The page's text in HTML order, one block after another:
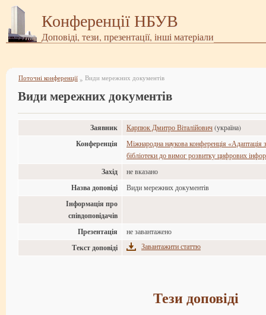
Конференції НБУВ
Доповіді, тези, презентації, інші матеріали
Поточні конференції » Види мережних документів
Види мережних документів
Заявник Карпюк Дмитро Віталійович (україна)
Конференція
Міжнародна наукова конференція «Адаптація
бібліотеки до вимог розвитку цифрових
Захід не вказано
Назва доповіді Види мережних документів
Інформація про
співдоповідачів
Презентація
не завантажено
Текст доповіді Завантажити статтю
Тези доповіді